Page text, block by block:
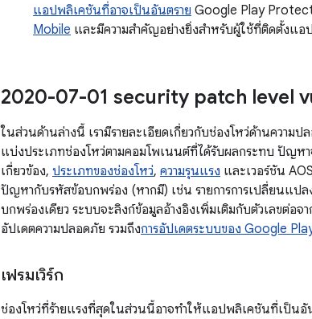
แอปพลิเคชันที่อาจเป็นอันตราย Google Play
Mobile และมีความสำคัญอย่างยิ่งสำหรับผู้ใช้ที่ติดตั้งแ
2020-07-01 security patch level
ในส่วนด้านล่างนี้ เรามีรายละเอียดเกี่ยวกับช่องโหว่ด้านคว
แบ่งประเภทช่องโหว่ตามคอมโพเนนต์ที่ได้รับผลกระทบ ปัญหา
เกี่ยวข้อง, ประเภทของช่องโหว่, ความรุนแรง และเวอร์ชัน
ปัญหากับรหัสข้อบกพร่อง (หากมี) เช่น รายการการเปลี่ยนแปล
บกพร่องเดียว ระบบจะลิงก์ข้อมูลอ้างอิงเพิ่มเติมกับตัวเลขต่อ
อัปเดตความปลอดภัย รวมถึงการอัปเดตระบบของ Google
เฟรมเวิร์ก
ช่องโหว่ที่ร้ายแรงที่สุดในส่วนนี้อาจทำให้แอปพลิเคชันที่เป็นอั